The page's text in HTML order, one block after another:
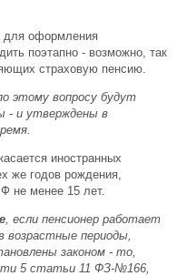
для оформления
поэтапно - возможно, так
страховую пенсию.
этому вопросу будут
- и утверждены в
иностранных
же годов рождения,
не менее 15 лет.
, если пенсионер работает
возрастные периоды,
законом - то,
5 статьи 11 ФЗ-№166,